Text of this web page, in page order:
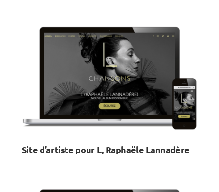
Site d’artiste pour L, Raphaële Lannadère